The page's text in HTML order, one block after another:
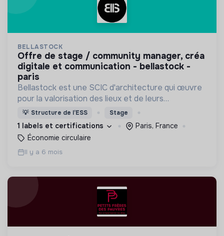
BELLASTOCK
offre de stage / community manager, créa
digitale et communication - bellastock -
paris
Bellastock est une SCIC d'architecture qui œuvre
pour la valorisation des lieux et de leurs
ressources en proposant des alternatives à l'acte
de construire.
💡 Structure de l’ESS Stage
1 labels et certifications
Paris, France
Économie circulaire
Il y a 6 mois